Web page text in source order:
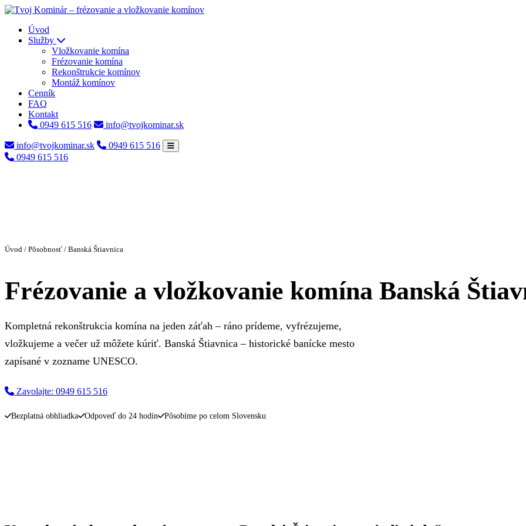
Úvod
Služby
Vložkovanie komína
Frézovanie komína
Rekonštrukcie komínov
Montáž komínov
Cenník
FAQ
Kontakt
0949 615 516
info@tvojkominar.sk
info@tvojkominar.sk
0949 615 516
0949 615 516
Úvod / Pôsobnosť / Banská Štiavnica
Frézovanie a vložkovanie komína Banská
Kompletná rekonštrukcia komína na jeden záťah – ráno prídeme, vyfrézujeme,
vložkujeme a večer už môžete kúriť. Banská Štiavnica – historické banícke mesto
zapísané v zozname UNESCO.
Zavolajte: 0949 615 516
Bezplatná obhliadka Odpoveď do 24 hodín Pôsobíme po celom Slovensku